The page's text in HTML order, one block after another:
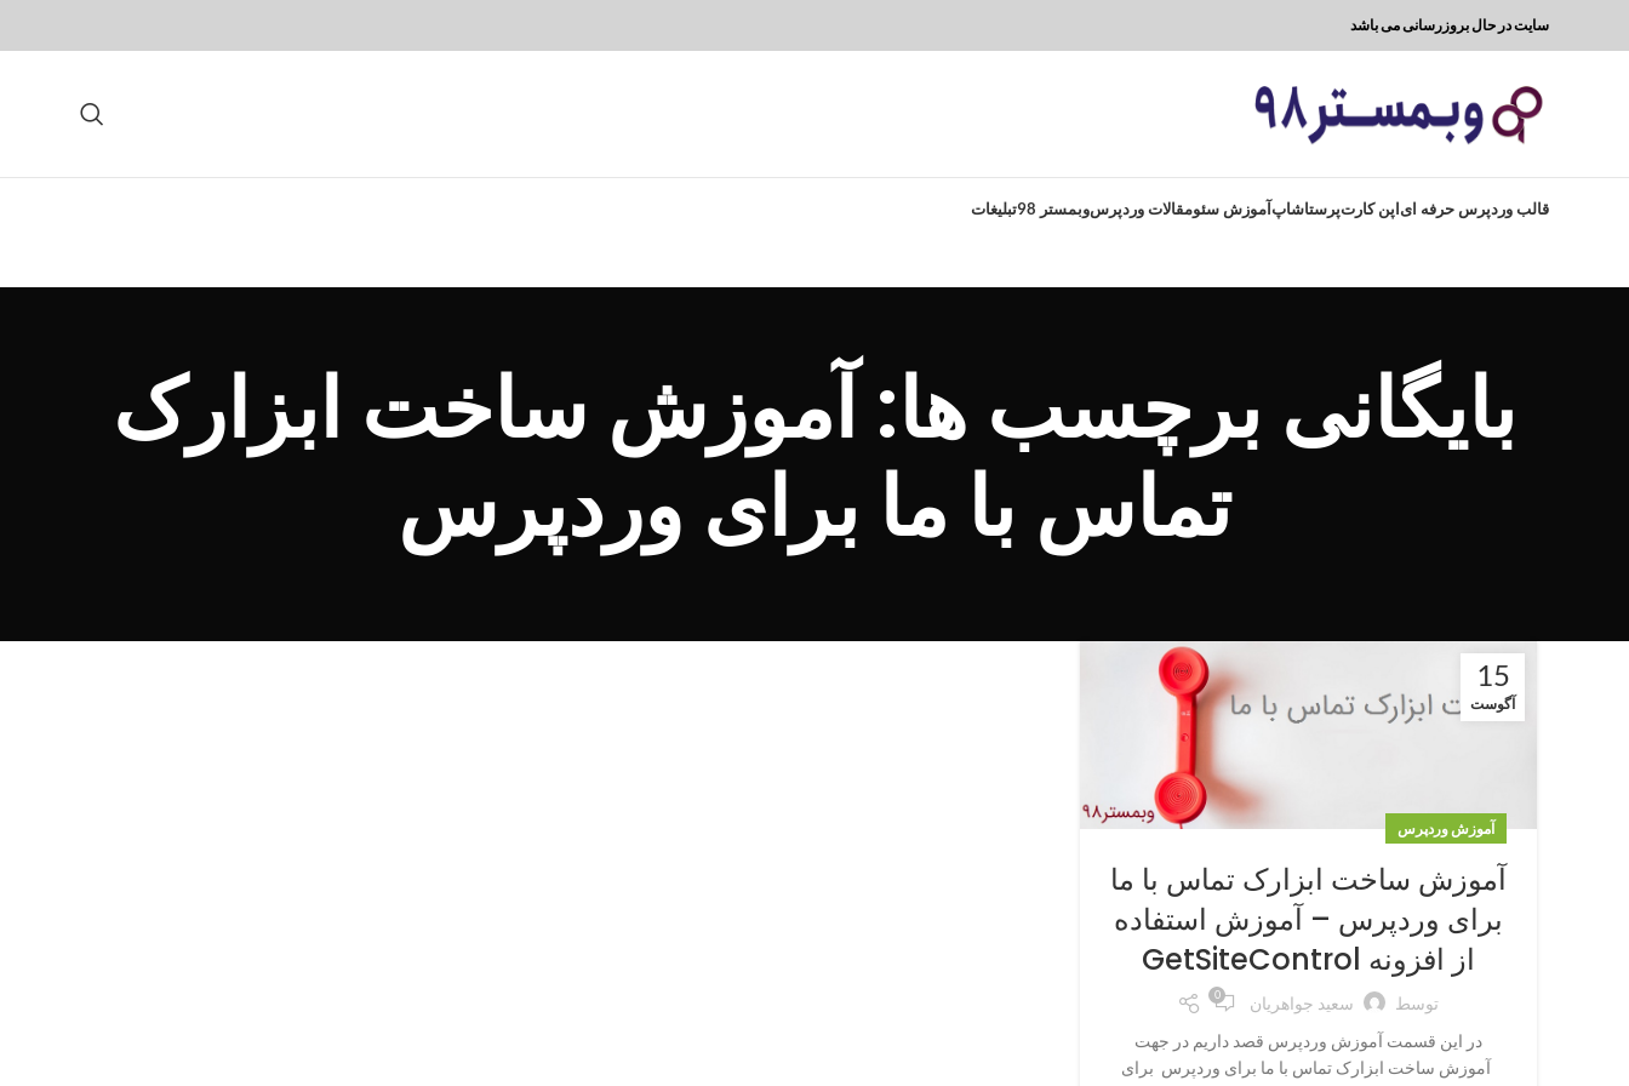
سایت در حال بروزرسانی می باشد
قالب وردپرس حرفه ایاپن کارتپرستاشاپآموزش سئومقالات وردپرسوبمستر 98 تبلیغات
بایگانی برچسب ها: آموزش ساخت ابزارک
تماس با ما برای وردپرس
15
آگوست
آموزش وردپرس
آموزش ساخت ابزارک تماس با ما
برای وردپرس – آموزش استفاده
از افزونه GetSiteControl
توسط سعید جواهریان 0
در این قسمت آموزش وردپرس قصد داریم در جهت
آموزش ساخت ابزارک تماس با ما برای وردپرس برای